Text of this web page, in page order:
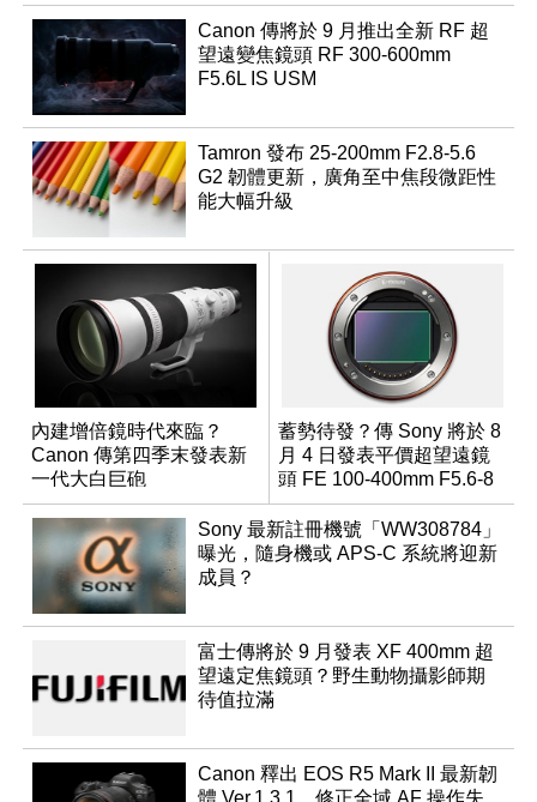
Canon 傳將於 9 月推出全新 RF 超
望遠變焦鏡頭 RF 300-600mm
F5.6L IS USM
Tamron 發布 25-200mm F2.8-5.6
G2 韌體更新，廣角至中焦段微距性
能大幅升級
內建增倍鏡時代來臨？
Canon 傳第四季末發表新
一代大白巨砲
蓄勢待發？傳 Sony 將於 8
月 4 日發表平價超望遠鏡
頭 FE 100-400mm F5.6-8
Sony 最新註冊機號「WW308784」
曝光，隨身機或 APS-C 系統將迎新
成員？
富士傳將於 9 月發表 XF 400mm 超
望遠定焦鏡頭？野生動物攝影師期
待值拉滿
Canon 釋出 EOS R5 Mark II 最新韌